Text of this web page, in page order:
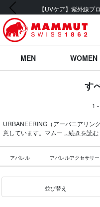
【UVケア】紫外線プ
前の画像
MEN WOMEN
す
1
URBANEERING（アーバニアリン
意しています。マムー ...続きを読む
アパレル アパレルアクセサリー
並び替え